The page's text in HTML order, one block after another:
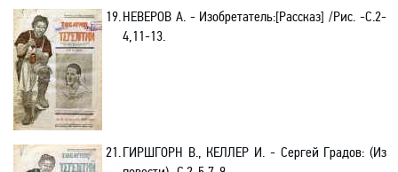
19.НЕВЕРОВ А.- Изобретатель:[Рассказ] /Рис. -C.2-
4,11-13.
21.ГИРШГОРН В., КЕЛЛЕР И. - Сергей Градов: (Из